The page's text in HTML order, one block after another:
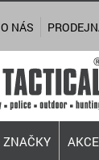
ZNAČKY AKCE
O NÁS